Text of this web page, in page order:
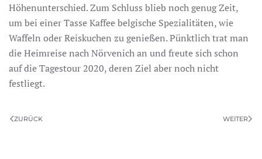
Höhenunterschied. Zum Schluss blieb noch genug Zeit,
um bei einer Tasse Kaffee belgische Spezialitäten, wie
Waffeln oder Reiskuchen zu genießen. Pünktlich trat man
die Heimreise nach Nörvenich an und freute sich schon
auf die Tagestour 2020, deren Ziel aber noch nicht
festliegt.
ZURÜCK WEITER